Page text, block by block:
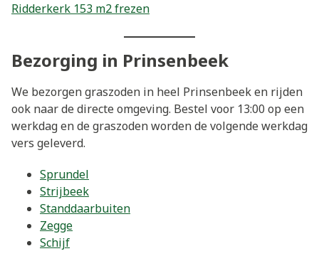
Ridderkerk 153 m2 frezen
Bezorging in Prinsenbeek
We bezorgen graszoden in heel Prinsenbeek en rijden
ook naar de directe omgeving. Bestel voor 13:00 op een
werkdag en de graszoden worden de volgende werkdag
vers geleverd.
Sprundel
Strijbeek
Standdaarbuiten
Zegge
Schijf